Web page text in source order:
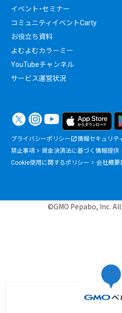
イベント・セミナー
コミュニティイベントCarty
お役立ち資料
よむよむカラーミー
YouTubeチャンネル
サービス運営状況
プライバシーポリシー 情報セキュリテ
禁止事項
資金決済法に基づく情報提供
Cookie使用に関するポリシー
会社概要
©GMO Pepabo, Inc.